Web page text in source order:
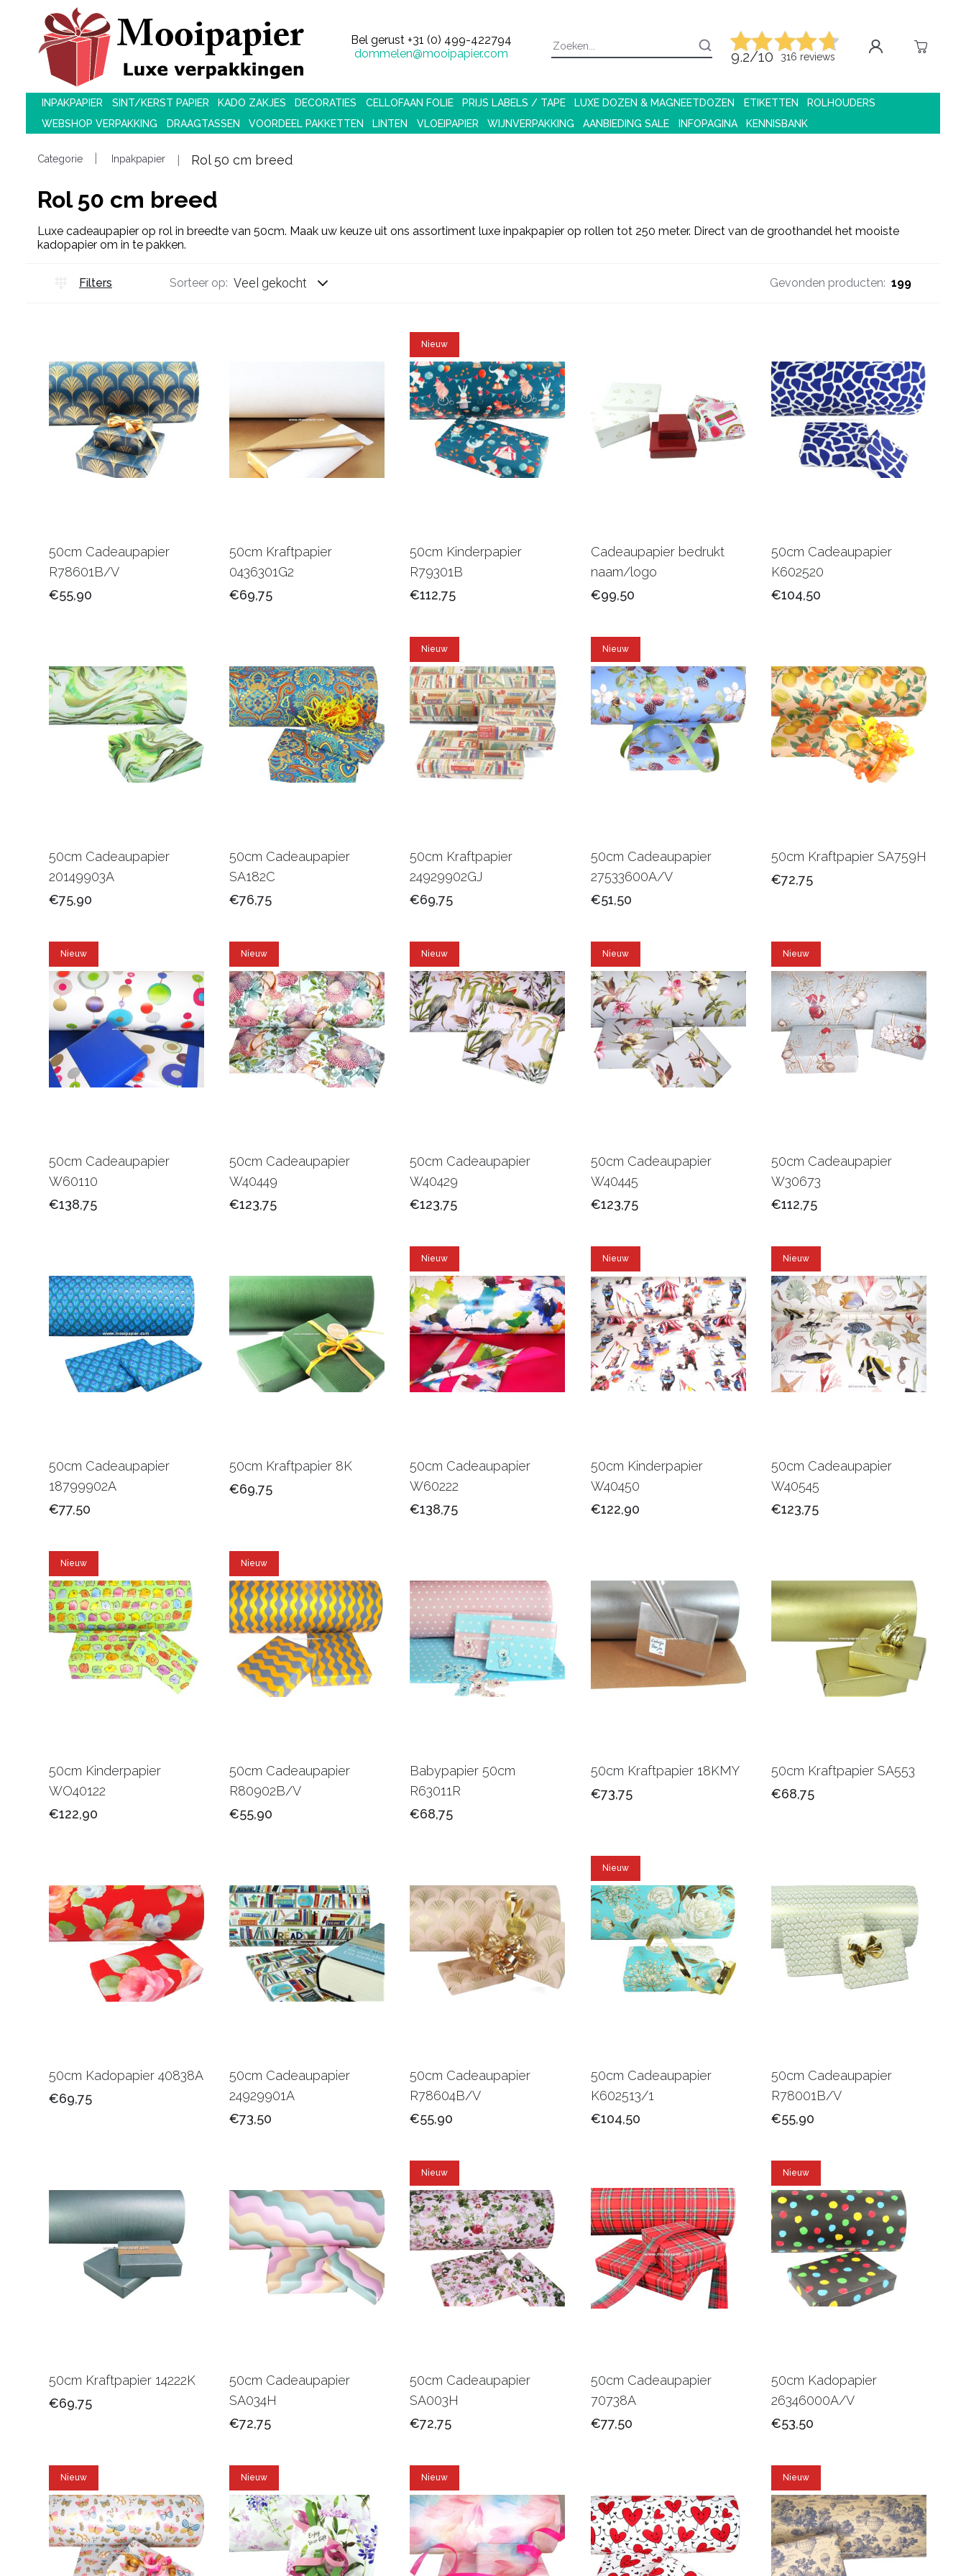
Bel gerust +31 (0) 499-422794
dommelen@mooipapier.com
9.2/10 316 reviews
INPAKPAPIER SINT/KERST PAPIER KADO ZAKJES DECORATIES CELLOFAAN FOLIE PRIJS LABELS / TAPE LUXE DOZEN & MAGNEETDOZEN ETIKETTEN
ROLHOUDERS
WEBSHOP VERPAKKING
DRAAGTASSEN VOORDEEL PAKKETTEN LINTEN VLOEIPAPIER WIJNVERPAKKING AANBIEDING SALE INFOPAGINA KENNISBANK
Categorie Inpakpapier Rol 50 cm breed
Rol 50 cm breed
Luxe cadeaupapier op rol in breedte van 50cm. Maak uw keuze uit ons assortiment luxe inpakpapier op rollen tot 250 meter. Direct van de groothandel het mooiste
kadopapier om in te pakken.
Filters Sorteer op: Veel gekocht Gevonden producten: 199
50cm Cadeaupapier
R78601B/V
€55,90
50cm Kraftpapier
0436301G2
€69,75
Nieuw
50cm Kinderpapier
R79301B
€112,75
Cadeaupapier bedrukt
naam/logo
€99,50
50cm Cadeaupapier
K602520
€104,50
50cm Cadeaupapier
20149903A
€75,90
50cm Cadeaupapier
SA182C
€76,75
Nieuw
50cm Kraftpapier
24929902GJ
€69,75
Nieuw
50cm Cadeaupapier
27533600A/V
€51,50
50cm Kraftpapier SA759H
€72,75
Nieuw
50cm Cadeaupapier
W60110
€138,75
Nieuw
50cm Cadeaupapier
W40449
€123,75
Nieuw
50cm Cadeaupapier
W40429
€123,75
Nieuw
50cm Cadeaupapier
W40445
€123,75
Nieuw
50cm Cadeaupapier
W30673
€112,75
50cm Cadeaupapier
18799902A
€77,50
50cm Kraftpapier 8K
€69,75
Nieuw
50cm Cadeaupapier
W60222
€138,75
Nieuw
50cm Kinderpapier
W40450
€122,90
Nieuw
50cm Cadeaupapier
W40545
€123,75
Nieuw
50cm Kinderpapier
WO40122
€122,90
Nieuw
50cm Cadeaupapier
R80902B/V
€55,90
Babypapier 50cm
R63011R
€68,75
50cm Kraftpapier 18KMY
€73,75
50cm Kraftpapier SA553
€68,75
50cm Kadopapier 40838A
€69,75
50cm Cadeaupapier
24929901A
€73,50
50cm Cadeaupapier
R78604B/V
€55,90
Nieuw
50cm Cadeaupapier
K602513/1
€104,50
50cm Cadeaupapier
R78001B/V
€55,90
50cm Kraftpapier 14222K
€69,75
50cm Cadeaupapier
SA034H
€72,75
Nieuw
50cm Cadeaupapier
SA003H
€72,75
50cm Cadeaupapier
70738A
€77,50
Nieuw
50cm Kadopapier
26346000A/V
€53,50
Nieuw Nieuw Nieuw Nieuw